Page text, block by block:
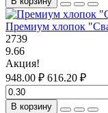
Премиум хлопок
2739
9.66
Акция!
948.00 ₽ 616.20 ₽
В корзину